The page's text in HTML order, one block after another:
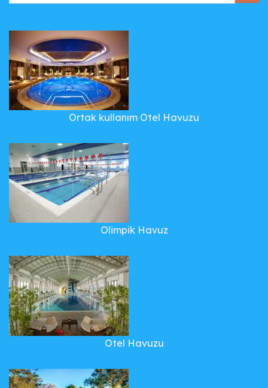
Ortak kullanım Otel Havuzu
Olimpik Havuz
Otel Havuzu